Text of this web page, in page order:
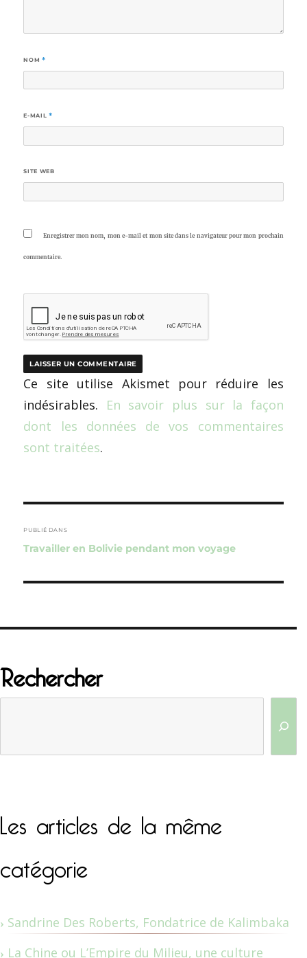
NOM *
E-MAIL *
SITE WEB
Enregistrer mon nom, mon e-mail et mon site dans le navigateur pour mon prochain
commentaire.
Ce site utilise Akismet pour réduire les
indésirables. En savoir plus sur la façon
dont les données de vos commentaires
sont traitées.
de
l’article
PUBLIÉ DANS
Travailler en Bolivie pendant mon voyage
Rechercher
Les articles de la même
catégorie
Sandrine Des Roberts, Fondatrice de Kalimbaka
La Chine ou L’Empire du Milieu, une culture